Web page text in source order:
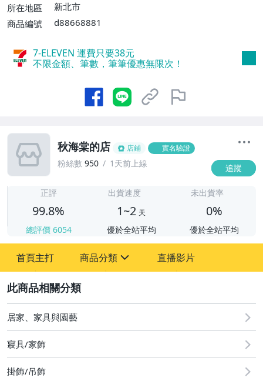
所在地區
新北市
商品編號
d88668881
7-ELEVEN 運費只要38元
不限金額、筆數，筆筆優惠無限次！
秋海棠的店 店鋪 實名驗證
粉絲數 950 1天前上線 追蹤
正評
99.8%
總評價 6054
出貨速度
1~2 天
優於全站平均
未出貨率
0%
優於全站平均
首頁主打 商品分類
其它
直播影片
居家、家具與園藝
寢具/家飾
掛飾/吊飾